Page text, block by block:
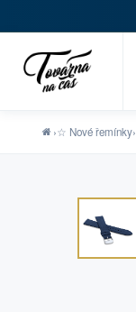
›☆ Nové řemínky›